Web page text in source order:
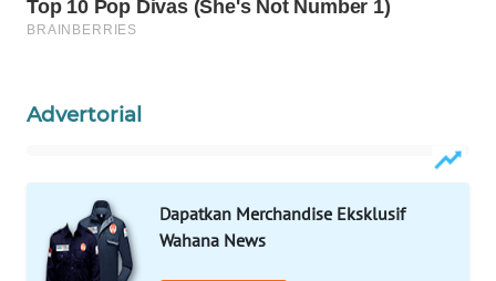
Advertorial
Dapatkan Merchandise Eksklusif
Wahana News
Wahana
Network
LISTRIK
KELISTRIKAN
WALINKI